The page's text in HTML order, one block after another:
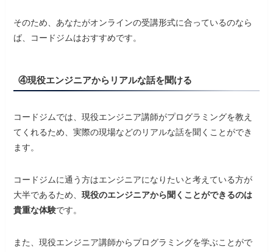
そのため、あなたがオンラインの受講形式に合っているのなら
ば、コードジムはおすすめです。
④現役エンジニアからリアルな話を聞ける
コードジムでは、現役エンジニア講師がプログラミングを教え
てくれるため、実際の現場などのリアルな話を聞くことができ
ます。
コードジムに通う方はエンジニアになりたいと考えている方が
大半であるため、現役のエンジニアから聞くことができるのは
貴重な体験です。
また、現役エンジニア講師からプログラミングを学ぶことがで